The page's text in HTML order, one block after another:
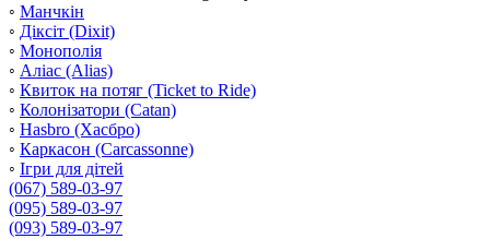
◦ Манчкін
◦ Діксіт (Dixit)
◦ Монополія
◦ Аліас (Alias)
◦ Квиток на потяг (Ticket to Ride)
◦ Колонізатори (Catan)
◦ Hasbro (Хасбро)
◦ Каркасон (Carcassonne)
◦ Ігри для дітей
(067) 589-03-97
(095) 589-03-97
(093) 589-03-97